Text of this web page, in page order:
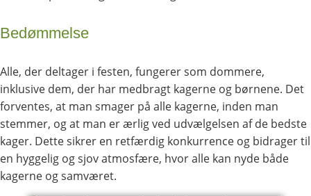
Bedømmelse
Alle, der deltager i festen, fungerer som dommere,
inklusive dem, der har medbragt kagerne og børnene. Det
forventes, at man smager på alle kagerne, inden man
stemmer, og at man er ærlig ved udvælgelsen af de bedste
kager. Dette sikrer en retfærdig konkurrence og bidrager til
en hyggelig og sjov atmosfære, hvor alle kan nyde både
kagerne og samværet.